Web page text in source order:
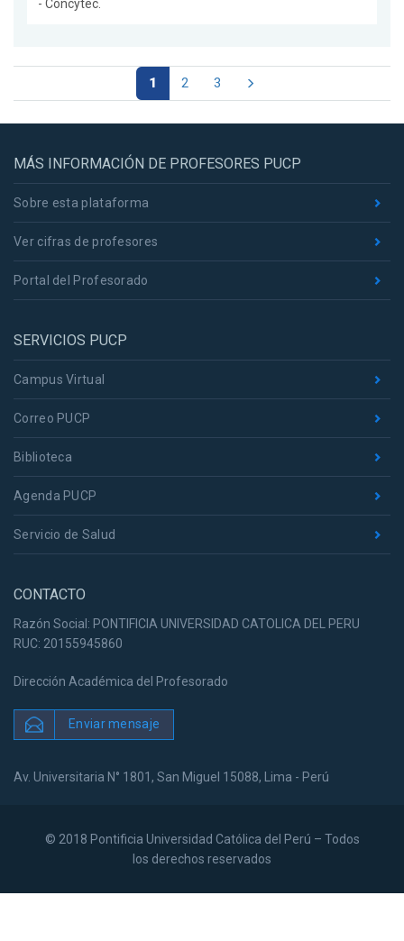
- Concytec.
1 2 3
MÁS INFORMACIÓN DE PROFESORES PUCP
Sobre esta plataforma
Ver cifras de profesores
Portal del Profesorado
SERVICIOS PUCP
Campus Virtual
Correo PUCP
Biblioteca
Agenda PUCP
Servicio de Salud
CONTACTO
Razón Social: PONTIFICIA UNIVERSIDAD CATOLICA DEL PERU
RUC: 20155945860
Dirección Académica del Profesorado
Enviar mensaje
Av. Universitaria N° 1801, San Miguel 15088, Lima - Perú
© 2018 Pontificia Universidad Católica del Perú – Todos
los derechos reservados